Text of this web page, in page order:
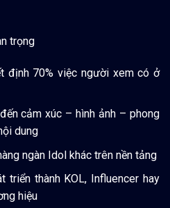
trọng
định 70% việc người xem có ở
cảm xúc – hình ảnh – phong
dung
ngàn Idol khác trên nền tảng
triển thành KOL, Influencer hay
hiệu